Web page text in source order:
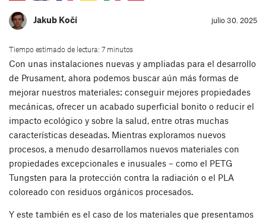
Jakub Kočí julio 30. 2025
Tiempo estimado de lectura: 7 minutos
Con unas instalaciones nuevas y ampliadas para el desarrollo
de Prusament, ahora podemos buscar aún más formas de
mejorar nuestros materiales: conseguir mejores propiedades
mecánicas, ofrecer un acabado superficial bonito o reducir el
impacto ecológico y sobre la salud, entre otras muchas
características deseadas. Mientras exploramos nuevos
procesos, a menudo desarrollamos nuevos materiales con
propiedades excepcionales e inusuales – como el PETG
Tungsten para la protección contra la radiación o el PLA
coloreado con residuos orgánicos procesados.
Y este también es el caso de los materiales que presentamos